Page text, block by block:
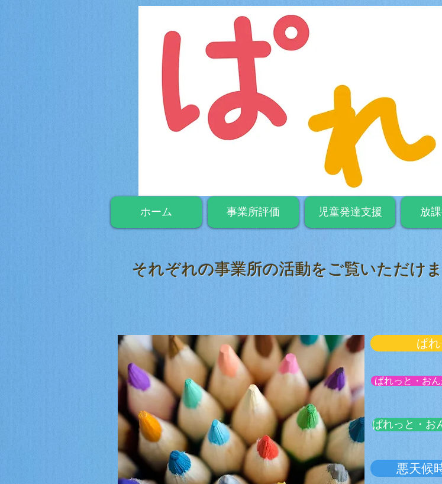
ホーム 事業所評価 児童発達支援 放
​それぞれの事業所の活動をご覧いただけ
ぱれ
ぱれっと・おん
ぱれっと・お
悪天候